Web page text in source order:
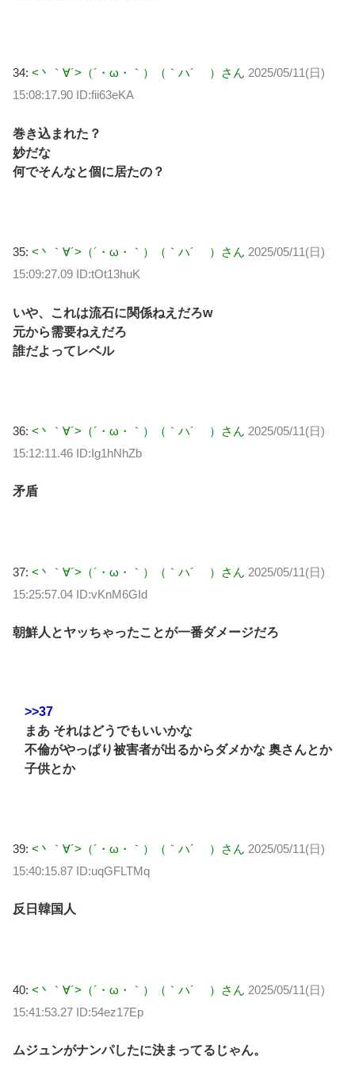
34: <丶｀∀´>（´・ω・｀）（｀ハ´ ）さん 2025/05/11(日)
15:08:17.90 ID:fii63eKA
巻き込まれた？
妙だな
何でそんなと個に居たの？
35: <丶｀∀´>（´・ω・｀）（｀ハ´ ）さん 2025/05/11(日)
15:09:27.09 ID:tOt13huK
いや、これは流石に関係ねえだろw
元から需要ねえだろ
誰だよってレベル
36: <丶｀∀´>（´・ω・｀）（｀ハ´ ）さん 2025/05/11(日)
15:12:11.46 ID:Ig1hNhZb
矛盾
37: <丶｀∀´>（´・ω・｀）（｀ハ´ ）さん 2025/05/11(日)
15:25:57.04 ID:vKnM6GId
朝鮮人とヤッちゃったことが一番ダメージだろ
>>37
まあ それはどうでもいいかな
不倫がやっぱり被害者が出るからダメかな 奥さんとか
子供とか
39: <丶｀∀´>（´・ω・｀）（｀ハ´ ）さん 2025/05/11(日)
15:40:15.87 ID:uqGFLTMq
反日韓国人
40: <丶｀∀´>（´・ω・｀）（｀ハ´ ）さん 2025/05/11(日)
15:41:53.27 ID:54ez17Ep
ムジュンがナンパしたに決まってるじゃん。